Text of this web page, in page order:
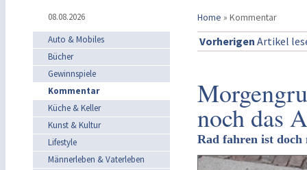
08.08.2026 Home » Kommentar
Auto & Mobiles
Bücher
Gewinnspiele
Kommentar
Küche & Keller
Kunst & Kultur
Lifestyle
Männerleben & Vaterleben
Vorherigen Artikel
noch das
Rad fahren ist doch